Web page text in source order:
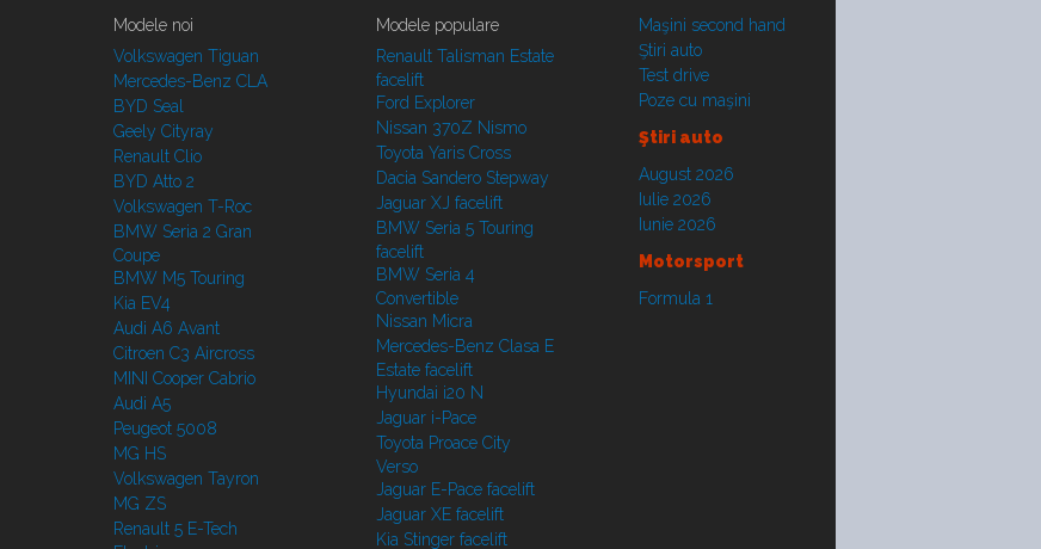
Modele noi
Volkswagen Tiguan
Mercedes-Benz CLA
BYD Seal
Geely Cityray
Renault Clio
BYD Atto 2
Volkswagen T-Roc
BMW Seria 2 Gran
Coupe
BMW M5 Touring
Kia EV4
Audi A6 Avant
Citroen C3 Aircross
MINI Cooper Cabrio
Audi A5
Peugeot 5008
MG HS
Volkswagen Tayron
MG ZS
Renault 5 E-Tech
Modele populare
Renault Talisman Estate
facelift
Ford Explorer
Nissan 370Z Nismo
Toyota Yaris Cross
Dacia Sandero Stepway
Jaguar XJ facelift
BMW Seria 5 Touring
facelift
BMW Seria 4
Convertible
Nissan Micra
Mercedes-Benz Clasa E
Estate facelift
Hyundai i20 N
Jaguar i-Pace
Toyota Proace City
Verso
Jaguar E-Pace facelift
Jaguar XE facelift
Kia Stinger facelift
Maşini second hand
Ştiri auto
Test drive
Poze cu maşini
Ştiri auto
August 2026
Iulie 2026
Iunie 2026
Motorsport
Formula 1